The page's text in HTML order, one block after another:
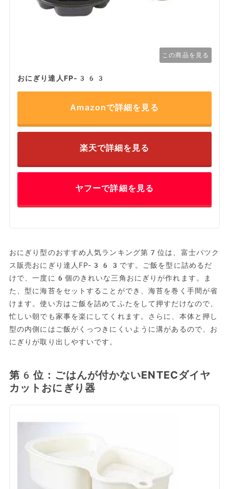
この商品を見る
おにぎり達人‎FP-363
Amazonで詳細を見る
楽天で詳細を見る
ヤフーで詳細を見る
おにぎり型のおすすめ人気ランキング第7位は、富士パツク
ス販売おにぎり達人‎FP-363です。ご飯を型に詰めるだ
けで、一度に6個のきれいな三角おにぎりが作れます。ま
た、型に海苔をセットすることができ、海苔を巻く手間が省
けます。使い方はご飯を詰めてふたをして押すだけなので、
忙しい朝でも家事を楽にしてくれます。さらに、本体と押し
型の内側にはご飯がくっつきにくいように溝があるので、お
にぎりが取り出しやすいです。
第6位：ごはんが付かないENTECダイヤ
カットおにぎり器